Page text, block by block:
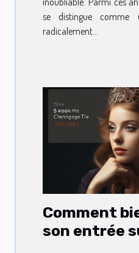
se distingue
radicalement...
Comment
son entrée